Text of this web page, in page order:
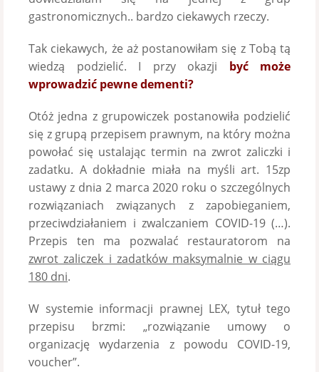
gastronomicznych.. bardzo ciekawych rzeczy.
Tak ciekawych, że aż postanowiłam się z Tobą tą
wiedzą podzielić. I przy okazji być może
wprowadzić pewne dementi?
Otóż jedna z grupowiczek postanowiła podzielić
się z grupą przepisem prawnym, na który można
powołać się ustalając termin na zwrot zaliczki i
zadatku. A dokładnie miała na myśli art. 15zp
ustawy z dnia 2 marca 2020 roku o szczególnych
rozwiązaniach związanych z zapobieganiem,
przeciwdziałaniem i zwalczaniem COVID-19 (…).
Przepis ten ma pozwalać restauratorom na
zwrot zaliczek i zadatków maksymalnie w ciągu
180 dni.
W systemie informacji prawnej LEX, tytuł tego
przepisu brzmi: „rozwiązanie umowy o
organizację wydarzenia z powodu COVID-19,
voucher”.